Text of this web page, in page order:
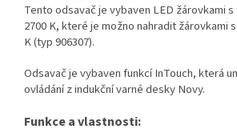
Tento odsavač je vybaven LED žárovkami
2700 K, které je možno nahradit žárovkami
K (typ 906307).
Odsavač je vybaven funkcí InTouch, která
ovládání z indukční varné desky Novy.
Funkce a vlastnosti: